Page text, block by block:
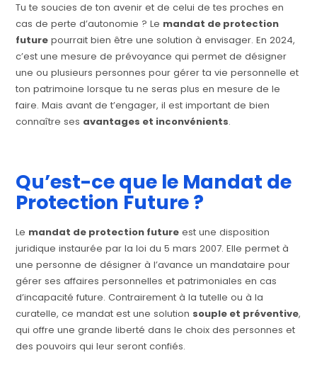
Tu te soucies de ton avenir et de celui de tes proches en
cas de perte d’autonomie ? Le mandat de protection
future pourrait bien être une solution à envisager. En 2024,
c’est une mesure de prévoyance qui permet de désigner
une ou plusieurs personnes pour gérer ta vie personnelle et
ton patrimoine lorsque tu ne seras plus en mesure de le
faire. Mais avant de t’engager, il est important de bien
connaître ses avantages et inconvénients.
Qu’est-ce que le Mandat de
Protection Future ?
Le mandat de protection future est une disposition
juridique instaurée par la loi du 5 mars 2007. Elle permet à
une personne de désigner à l’avance un mandataire pour
gérer ses affaires personnelles et patrimoniales en cas
d’incapacité future. Contrairement à la tutelle ou à la
curatelle, ce mandat est une solution souple et préventive,
qui offre une grande liberté dans le choix des personnes et
des pouvoirs qui leur seront confiés.